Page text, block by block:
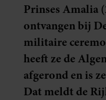
Prinses Amalia
ontvangen bij
militaire
heeft ze de
afgerond en is
Dat meldt de